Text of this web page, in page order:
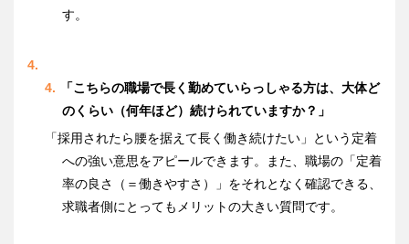
す。
「こちらの職場で長く勤めていらっしゃる方は、大体ど
のくらい（何年ほど）続けられていますか？」
「採用されたら腰を据えて長く働き続けたい」という定着
への強い意思をアピールできます。また、職場の「定着
率の良さ（＝働きやすさ）」をそれとなく確認できる、
求職者側にとってもメリットの大きい質問です。